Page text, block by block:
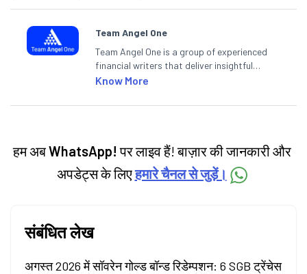
Team Angel One
Team Angel One is a group of experienced
financial writers that deliver insightful
articles on the stock market, IPO, economy,
categories.
Know More
हम अबWhatsApp! पर लाइव हैं! बाज़ार की जानकारी और
अपडेट्स के लिएहमारे चैनल से जुड़ें।
संबंधित लेख
अगस्त 2026 में सॉवरेन गोल्ड बॉन्ड रिडेम्पशन: 6 SGB ट्रेंचेस